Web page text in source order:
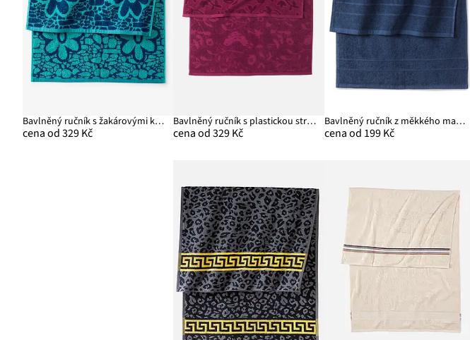
Bavlněný ručník s žakárovými květy
cena od 329 Kč
Bavlněný ručník s plastickou strukturou
cena od 329 Kč
Bavlněný ručník z měkkého materiálu
cena od 199 Kč